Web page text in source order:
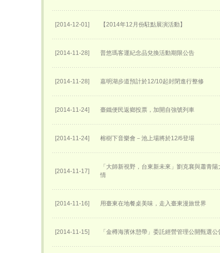
[2014-12-01] 【2014年12月份駐點展演活動】
[2014-11-28] 普悠瑪客運紀念品兌換活動期限公告
[2014-11-28] 嘉明湖步道預計於12/10起封閉進行整修
[2014-11-24] 臺鐵便民返鄉投票，加開自強號列車
[2014-11-24] 榕樹下音樂會－池上場將於12/6登場
[2014-11-17]
「大師新視野，台東新未來」劉克襄與蕭青
情
[2014-11-16] 用臺東在地餐桌美味，走入臺東漫旅世界
[2014-11-15] 「金樽海濱休憩帶」委託經營管理公開甄選公